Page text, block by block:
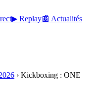
▶ Replay📰 Actualités
› Kickboxing : ONE